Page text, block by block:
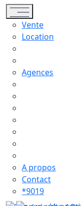
Toggle navigation
Vente
Location
Agences
A propos
Contact
*9019